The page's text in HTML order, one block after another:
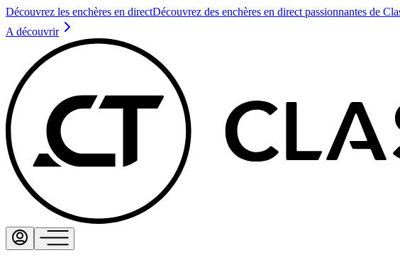
Découvrez les enchères en directDécouvrez des enchères en direct passionnantes de
A découvrir